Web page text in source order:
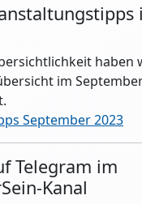
haben
im
September 2023
Telegram im
Kanal